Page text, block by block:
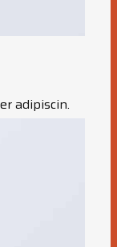
adipiscin.